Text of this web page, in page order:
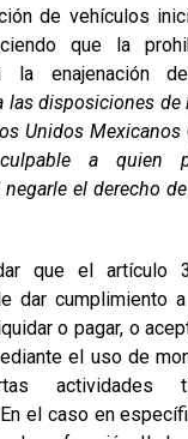
de vehículos
que la
la enajenación
las disposiciones de
Unidos Mexicanos
culpable a quien
negarle el derecho
que el artículo
dar cumplimiento
o pagar, o
el uso de
actividades
el caso en